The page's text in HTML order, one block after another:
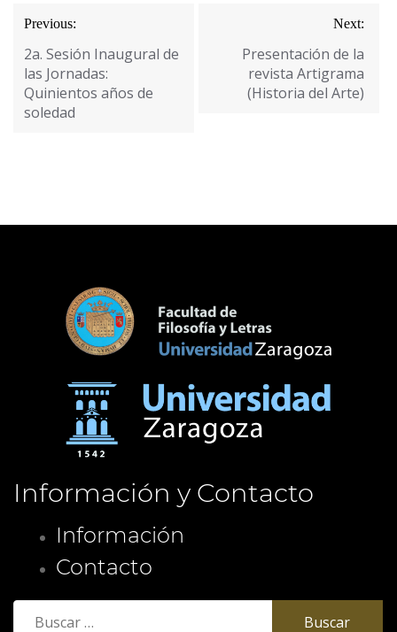
Navegación
de
entradas
Previous:
2a. Sesión Inaugural de
las Jornadas:
Quinientos años de
soledad
Next:
Presentación de la
revista Artigrama
(Historia del Arte)
Información y Contacto
Información
Contacto
Buscar: